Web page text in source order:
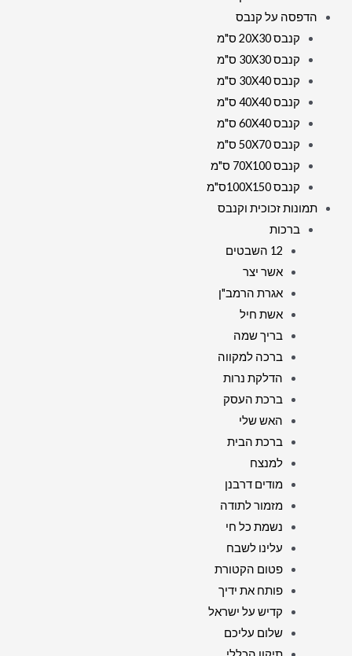
הדפסה על קנבס
קנבס 20X30 ס"מ
קנבס 30X30 ס"מ
קנבס 30X40 ס"מ
קנבס 40X40 ס"מ
קנבס 60X40 ס"מ
קנבס 50X70 ס"מ
קנבס 70X100 ס"מ
קנבס 100X150ס"מ
תמונות זכוכית וקנבס
ברכות
12 השבטים
אשר יצר
אגרת הרמב"ן
אשת חיל
בריך שמה
ברכה למקווה
הדלקת נרות
ברכת העסק
האש שלי
ברכת הבית
למנצח
מודים דרבנן
מזמור לתודה
נשמת כל חי
עלינו לשבח
פטום הקטורת
פותח את ידיך
קדיש על ישראל
שלום עליכם